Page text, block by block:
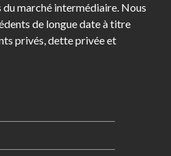
marché intermédiaire. Nous
de longue date à titre
privés, dette privée et